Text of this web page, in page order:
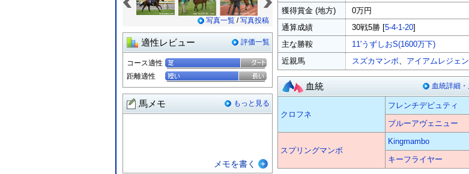
写真一覧 /写真投稿
適性レビュー 評価一覧
コース適性
距離適性
馬メモ もっと見る
メモを書く
獲得賞金 (地方)
0万円
通算成績
30戦5勝 [5-4-1-20]
主な勝鞍
11'うずしおS(1600万下)
近親馬
スズカマンボ、 アイアムレジェ
血統 血統詳細
クロフネ
フレンチデピュティ
ブルーアヴェニュー
スプリングマンボ
Kingmambo
キーフライヤー